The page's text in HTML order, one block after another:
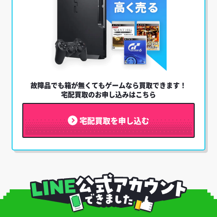
故障品でも箱が無くてもゲームなら買取できます！
宅配買取のお申し込みはこちら
宅配買取を申し込む